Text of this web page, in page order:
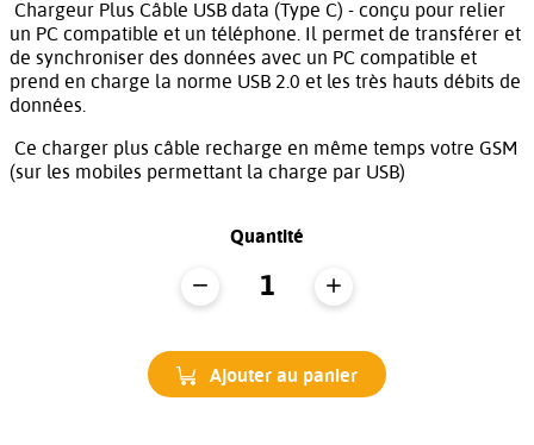
Chargeur Plus Câble USB data (Type C) - conçu pour relier
un PC compatible et un téléphone. Il permet de transférer et
de synchroniser des données avec un PC compatible et
prend en charge la norme USB 2.0 et les très hauts débits de
données.
Ce charger plus câble recharge en même temps votre GSM
(sur les mobiles permettant la charge par USB)
Quantité
Ajouter au panier